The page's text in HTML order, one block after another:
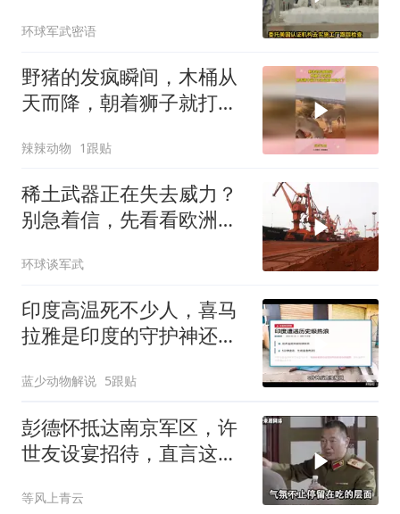
环球军武密语
野猪的发疯瞬间，木桶从
天而降，朝着狮子就打去
辣辣动物 1跟贴
稀土武器正在失去威力？
别急着信，先看看欧洲军
环球谈军武
印度高温死不少人，喜马
拉雅是印度的守护神还是
蓝少动物解说 5跟贴
彭德怀抵达南京军区，许
世友设宴招待，直言这是
等风上青云